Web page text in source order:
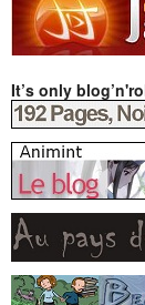
It’s only